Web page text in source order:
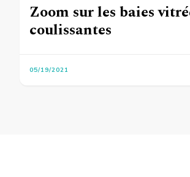
Zoom sur les baies
coulissantes
05/19/2021